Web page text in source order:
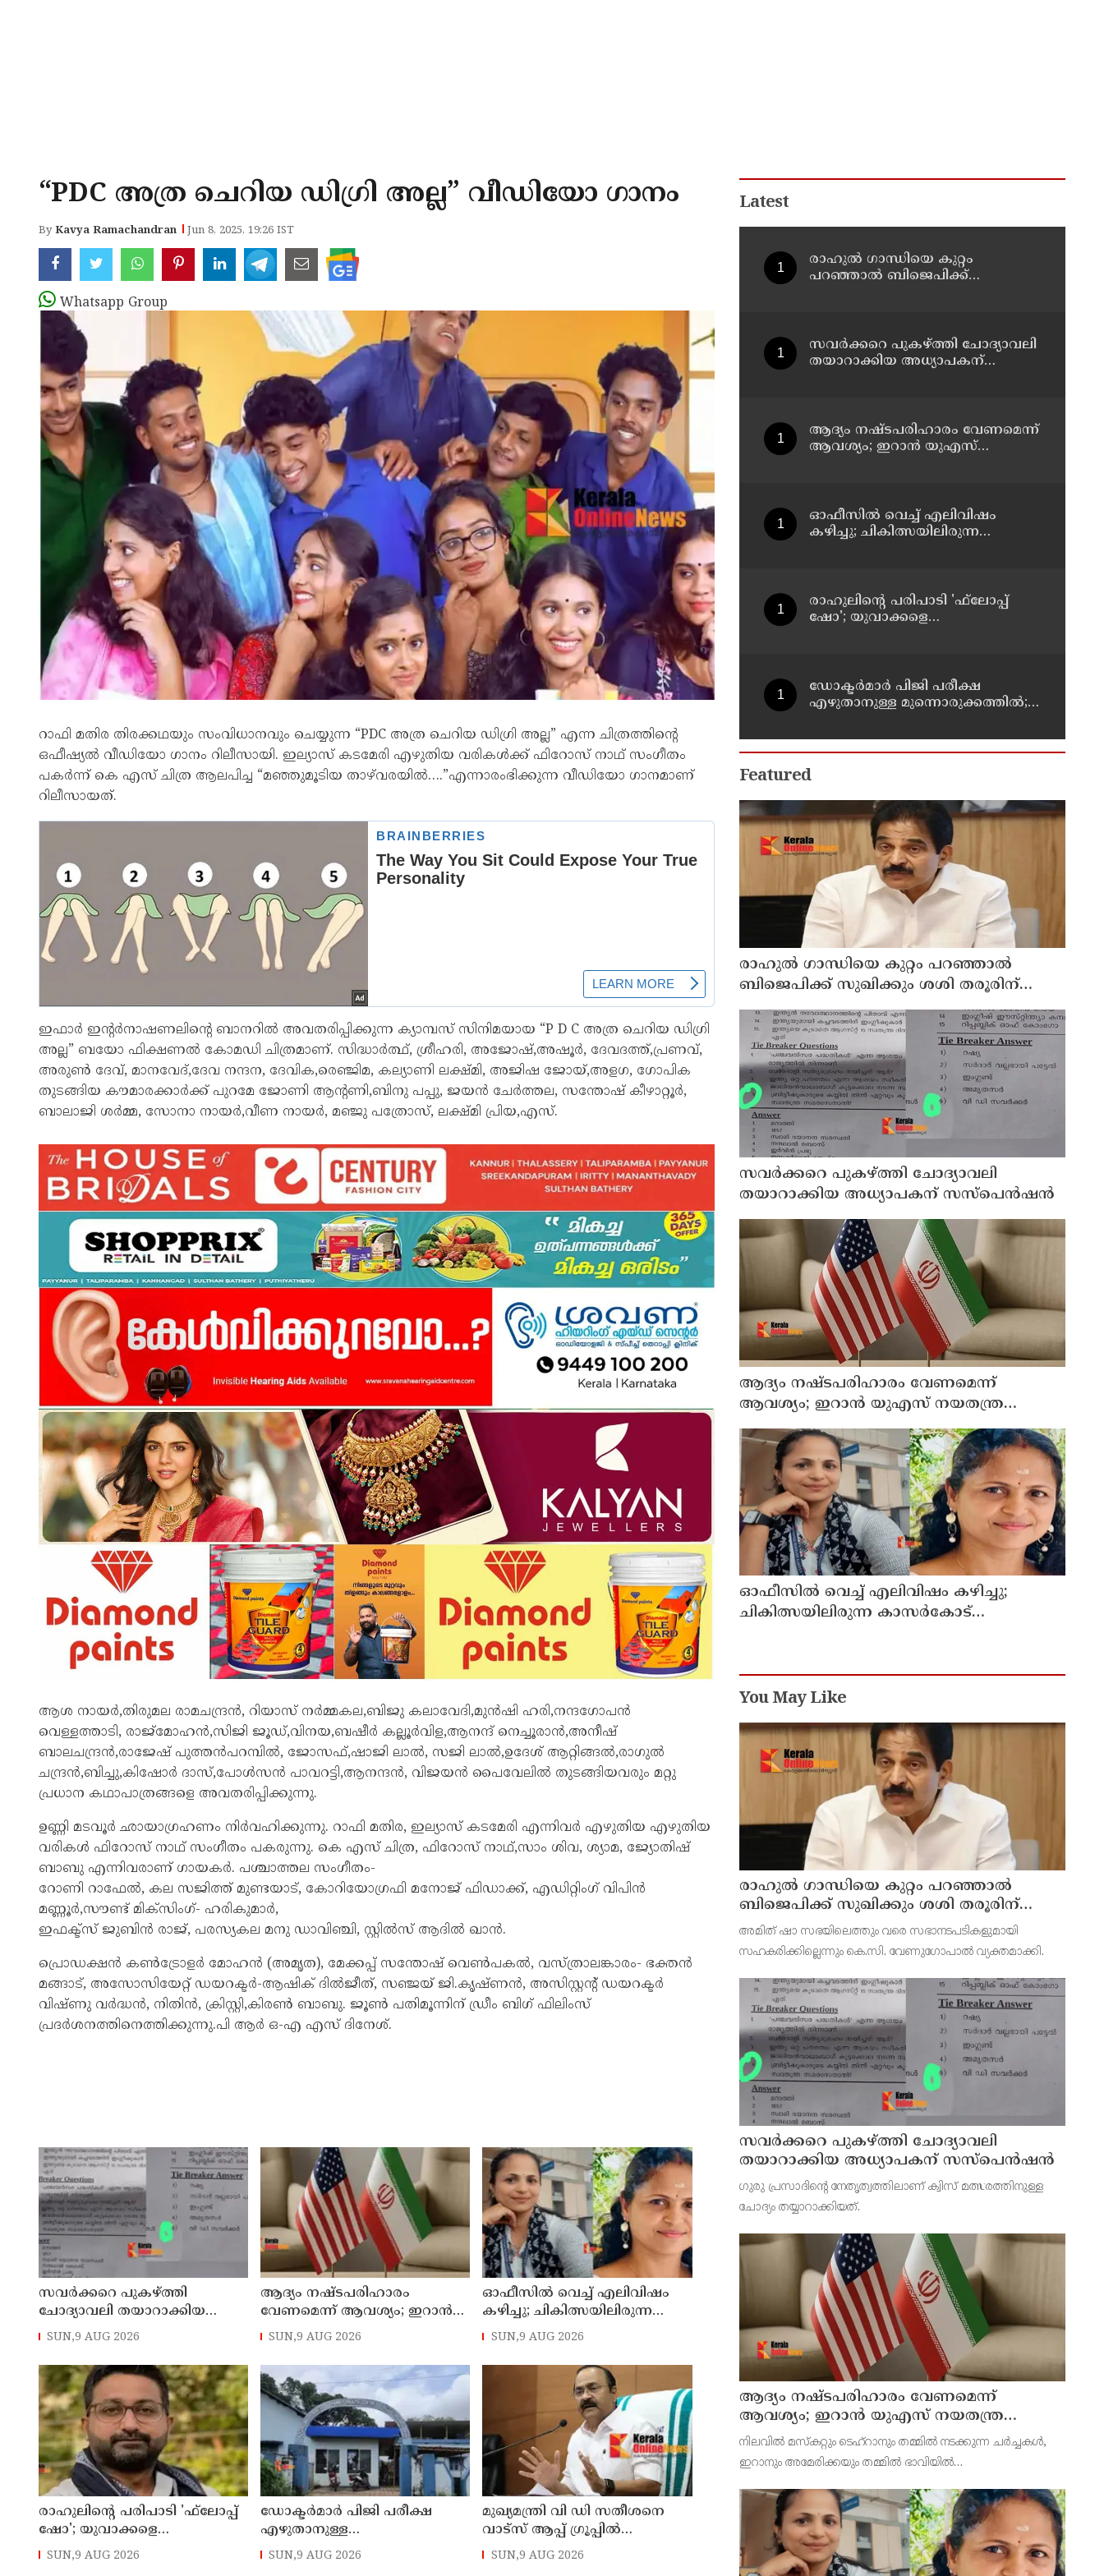
“PDC അത്ര ചെറിയ ഡിഗ്രി അല്ല” വീഡിയോ ഗാനം
ByKavya Ramachandran Jun 8, 2025, 19:26 IST
Whatsapp Group
റാഫി മതിര തിരക്കഥയും സംവിധാനവും ചെയ്യുന്ന “PDC അത്ര ചെറിയ ഡിഗ്രി അല്ല” എന്ന ചിത്രത്തിന്റെ
ഒഫീഷ്യൽ വീഡിയോ ഗാനം റിലീസായി. ഇല്യാസ് കടമേരി എഴുതിയ വരികൾക്ക് ഫിറോസ് നാഥ് സംഗീതം
പകർന്ന് കെ എസ് ചിത്ര ആലപിച്ച “മഞ്ഞുമൂടിയ താഴ്‌വരയിൽ….”എന്നാരംഭിക്കുന്ന വീഡിയോ ഗാനമാണ്
റിലീസായത്.
ഇഫാർ ഇന്റർനാഷണലിന്റെ ബാനറിൽ അവതരിപ്പിക്കുന്ന ക്യാമ്പസ് സിനിമയായ “P D C അത്ര ചെറിയ ഡിഗ്രി
അല്ല” ബയോ ഫിക്ഷണൽ കോമഡി ചിത്രമാണ്. സിദ്ധാർത്ഥ്, ശ്രീഹരി, അജോഷ്,അഷൂർ, ദേവദത്ത്,പ്രണവ്,
അരുൺ ദേവ്, മാനവേദ്,ദേവ നന്ദന, ദേവിക,രെഞ്ജിമ, കല്യാണി ലക്ഷ്മി, അജിഷ ജോയ്,അളഗ, ഗോപിക
തുടങ്ങിയ കൗമാരക്കാർക്ക് പുറമേ ജോണി ആന്റണി,ബിനു പപ്പു, ജയൻ ചേർത്തല, സന്തോഷ്‌ കീഴാറ്റൂർ,
ബാലാജി ശർമ്മ, സോനാ നായർ,വീണ നായർ, മഞ്ജു പത്രോസ്, ലക്ഷ്മി പ്രിയ,എസ്.
ആശ നായർ,തിരുമല രാമചന്ദ്രൻ, റിയാസ് നർമ്മകല,ബിജു കലാവേദി,മുൻഷി ഹരി,നന്ദഗോപൻ
വെള്ളത്താടി, രാജ്മോഹൻ,സിജി ജൂഡ്,വിനയ,ബഷീർ കല്ലൂർവിള,ആനന്ദ് നെച്ചൂരാൻ,അനീഷ്‌
ബാലചന്ദ്രൻ,രാജേഷ് പുത്തൻപറമ്പിൽ, ജോസഫ്,ഷാജി ലാൽ, സജി ലാൽ,ഉദേശ് ആറ്റിങ്ങൽ,രാഗുൽ
ചന്ദ്രൻ,ബിച്ചു,കിഷോർ ദാസ്,പോൾസൻ പാവറട്ടി,ആനന്ദൻ, വിജയൻ പൈവേലിൽ തുടങ്ങിയവരും മറ്റു
പ്രധാന കഥാപാത്രങ്ങളെ അവതരിപ്പിക്കുന്നു.
ഉണ്ണി മടവൂർ ഛായാഗ്രഹണം നിർവഹിക്കുന്നു. റാഫി മതിര, ഇല്യാസ് കടമേരി എന്നിവർ എഴുതിയ എഴുതിയ
വരികൾ ഫിറോസ്‌ നാഥ്‌ സംഗീതം പകരുന്നു. കെ എസ് ചിത്ര, ഫിറോസ്‌ നാഥ്‌,സാം ശിവ, ശ്യാമ, ജ്യോതിഷ്
ബാബു എന്നിവരാണ് ഗായകർ. പശ്ചാത്തല സംഗീതം-
റോണി റാഫേൽ, കല സജിത്ത് മുണ്ടയാട്, കോറിയോഗ്രഫി മനോജ്‌ ഫിഡാക്ക്, എഡിറ്റിംഗ് വിപിൻ
മണ്ണൂർ,സൗണ്ട് മിക്സിംഗ്- ഹരികുമാർ,
ഇഫക്ട്സ് ജുബിൻ രാജ്, പരസ്യകല മനു ഡാവിഞ്ചി, സ്റ്റിൽസ് ആദിൽ ഖാൻ.
പ്രൊഡക്ഷൻ കൺട്രോളർ മോഹൻ (അമൃത), മേക്കപ്പ് സന്തോഷ്‌ വെൺപകൽ, വസ്ത്രാലങ്കാരം- ഭക്തൻ
മങ്ങാട്, അസോസിയേറ്റ് ഡയറക്ടർ-ആഷിക് ദിൽജീത്, സഞ്ജയ്‌ ജി.കൃഷ്ണൻ, അസിസ്റ്റന്റ് ഡയറക്ടർ
വിഷ്ണു വർദ്ധൻ, നിതിൻ, ക്രിസ്റ്റി,കിരൺ ബാബു. ജൂൺ പതിമൂന്നിന് ഡ്രീം ബിഗ്‌ ഫിലിംസ്
പ്രദർശനത്തിനെത്തിക്കുന്നു.പി ആർ ഒ-എ എസ് ദിനേശ്.
സവര്‍ക്കറെ പുകഴ്ത്തി
ചോദ്യാവലി തയാറാക്കിയ
അധ്യാപകന് സസ്‌പെന്‍ഷന്‍
SUN,9 AUG 2026
ആദ്യം നഷ്ടപരിഹാരം
വേണമെന്ന് ആവശ്യം; ഇറാന്‍
യുഎസ് നയതന്ത്ര നീക്കങ്ങളില്‍
SUN,9 AUG 2026
ഓഫീസില്‍ വെച്ച് എലിവിഷം
കഴിച്ചു; ചികിത്സയിലിരുന്ന
കാസര്‍കോട് കളക്ടറേറ്റിലെ
SUN,9 AUG 2026
രാഹുലിന്റെ പരിപാടി 'ഫ്‌ലോപ്പ്
ഷോ'; യുവാക്കളെ
തെറ്റിദ്ധരിപ്പിക്കുന്നുവെന്ന് യുപി
മന്ത്രി ഡാനിഷ് അന്‍സാരി
SUN,9 AUG 2026
ഡോക്ടര്‍മാര്‍ പിജി പരീക്ഷ
എഴുതാനുള്ള
മുന്നൊരുക്കത്തില്‍;
കാസര്‍കോട് പാണത്തൂര്‍
SUN,9 AUG 2026
മുഖ്യമന്ത്രി വി ഡി സതീശനെ
വാട്‌സ് ആപ്പ് ഗ്രൂപ്പില്‍
അധിക്ഷേപിച്ചെന്ന പരാതി;
കാലടി സ്വദേശിക്ക് എതിരെ
SUN,9 AUG 2026
Latest
രാഹുല്‍ ഗാന്ധിയെ കുറ്റം
പറഞ്ഞാല്‍ ബിജെപിക്ക്
സവര്‍ക്കറെ പുകഴ്ത്തി ചോദ്യാവലി
തയാറാക്കിയ അധ്യാപകന്
ആദ്യം നഷ്ടപരിഹാരം വേണമെന്ന്
ആവശ്യം; ഇറാന്‍ യുഎസ്
ഓഫീസില്‍ വെച്ച് എലിവിഷം
കഴിച്ചു; ചികിത്സയിലിരുന്ന
രാഹുലിന്റെ പരിപാടി 'ഫ്‌ലോപ്പ്
ഷോ'; യുവാക്കളെ
ഡോക്ടര്‍മാര്‍ പിജി പരീക്ഷ
എഴുതാനുള്ള മുന്നൊരുക്കത്തില്‍;
കുടുംബാരോഗ്യ കേന്ദ്രം
അടച്ചുപൂട്ടി
Featured
രാഹുല്‍ ഗാന്ധിയെ കുറ്റം പറഞ്ഞാല്‍
ബിജെപിക്ക് സുഖിക്കും ശശി തരൂരിന്
മറുപടിയുമായി കെ സി വേണുഗോപാല്‍
സവര്‍ക്കറെ പുകഴ്ത്തി ചോദ്യാവലി
തയാറാക്കിയ അധ്യാപകന് സസ്‌പെന്‍ഷന്‍
ആദ്യം നഷ്ടപരിഹാരം വേണമെന്ന്
ആവശ്യം; ഇറാന്‍ യുഎസ് നയതന്ത്ര
നീക്കങ്ങളില്‍ അനിശ്ചിതത്വം
ഓഫീസില്‍ വെച്ച് എലിവിഷം കഴിച്ചു;
ചികിത്സയിലിരുന്ന കാസര്‍കോട്
You May Like
രാഹുല്‍ ഗാന്ധിയെ കുറ്റം പറഞ്ഞാല്‍
ബിജെപിക്ക് സുഖിക്കും ശശി തരൂരിന്
മറുപടിയുമായി കെ സി വേണുഗോപാല്‍
അമിത് ഷാ സഭയിലെത്തും വരെ സഭാനടപടികളുമായി
സഹകരിക്കില്ലെന്നും കെ.സി. വേണുഗോപാല്‍ വ്യക്തമാക്കി.
സവര്‍ക്കറെ പുകഴ്ത്തി ചോദ്യാവലി
തയാറാക്കിയ അധ്യാപകന് സസ്‌പെന്‍ഷന്‍
ഗുരു പ്രസാദിന്റെ നേതൃത്വത്തിലാണ് ക്വിസ് മത്സരത്തിനുള്ള
ചോദ്യം തയ്യാറാക്കിയത്.
ആദ്യം നഷ്ടപരിഹാരം വേണമെന്ന്
ആവശ്യം; ഇറാന്‍ യുഎസ് നയതന്ത്ര
നീക്കങ്ങളില്‍ അനിശ്ചിതത്വം
നിലവില്‍ മസ്‌കറ്റും ടെഹ്റാനും തമ്മില്‍ നടക്കുന്ന ചര്‍ച്ചകള്‍,
ഇറാനും അമേരിക്കയും തമ്മില്‍ ഭാവിയില്‍
ഘട്ടമായാണ് നിരീക്ഷകര്‍ കാണുന്നത്.